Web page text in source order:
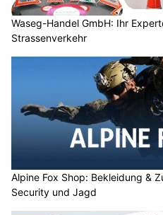
Waseg-Handel GmbH: Ihr
Strassenverkehr
Alpine Fox Shop: Bekleidung &
Security und Jagd